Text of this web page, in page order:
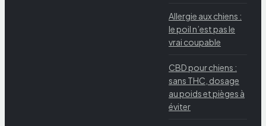
Allergie aux chiens :
le poil n’est pas le
vrai coupable
CBD pour chiens :
sans THC, dosage
au poids et pièges à
éviter